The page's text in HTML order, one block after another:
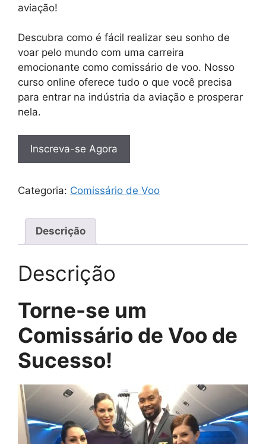
aviação!
Descubra como é fácil realizar seu sonho de
voar pelo mundo com uma carreira
emocionante como comissário de voo. Nosso
curso online oferece tudo o que você precisa
para entrar na indústria da aviação e prosperar
nela.
Inscreva-se Agora
Categoria: Comissário de Voo
Descrição
Descrição
Torne-se um
Comissário de Voo de
Sucesso!